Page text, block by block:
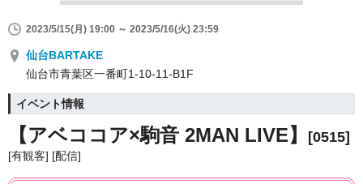
2023/5/15(月) 19:00 ～ 2023/5/16(火) 23:59
仙台BARTAKE
仙台市青葉区一番町1-10-11-B1F
イベント情報
【アベココア×駒音 2MAN LIVE】 [0515]
[有観客] [配信]